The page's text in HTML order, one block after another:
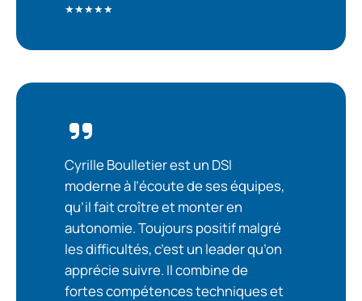
★★★★★
Cyrille Boulletier est un DSI
moderne à l’écoute de ses équipes,
qu’il fait croître et monter en
autonomie. Toujours positif malgré
les difficultés, c’est un leader qu’on
apprécie suivre. Il combine de
fortes compétences techniques et